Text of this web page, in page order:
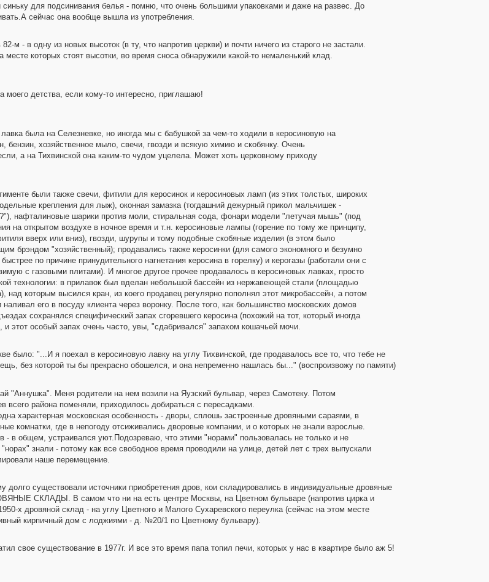
для подсинивания белья - помню, что очень большими упаковками и даже на развес. До
сейчас она вообще вышла из употребления.
- в одну из новых высоток (в ту, что напротив церкви) и почти ничего из старого не застали.
которых стоят высотки, во время сноса обнаружили какой-то немаленький клад.
детства, если кому-то интересно, приглашаю!
была на Селезневке, но иногда мы с бабушкой за чем-то ходили в керосиновую на
хозяйственное мыло, свечи, гвозди и всякую химию и скобянку. Очень
а на Тихвинской она каким-то чудом уцелела. Может хоть церковному приходу
были также свечи, фитили для керосинок и керосиновых ламп (из этих толстых, широких
крепления для лыж), оконная замазка (тогдашний дежурный прикол мальчишек -
нафталиновые шарики против моли, стиральная сода, фонари модели "летучая мышь" (под
на открытом воздухе в ночное время и т.н. керосиновые лампы (горение по тому же принципу,
вверх или вниз), гвозди, шурупы и тому подобные скобяные изделия (в этом было
брэндом "хозяйственный); продавались также керосинки (для самого экономного и безумно
по причине принудительного нагнетания керосина в горелку) и керогазы (работали они с
с газовыми плитами). И многое другое прочее продавалось в керосиновых лавках, просто
технологии: в прилавок был вделан небольшой бассейн из нержавеющей стали (площадью
которым высился кран, из коего продавец регулярно пополнял этот микробассейн, а потом
его в посуду клиента через воронку. После того, как большинство московских домов
сохранялся специфический запах сгоревшего керосина (похожий на тот, который иногда
этот особый запах очень часто, увы, "сдабривался" запахом кошачьей мочи.
было: "...И я поехал в керосиновую лавку на углу Тихвинской, где продавалось все то, что тебе не
без которой ты бы прекрасно обошелся, и она непременно нашлась бы..." (воспроизвожу по памяти)
"Аннушка". Меня родители на нем возили на Яузский бульвар, через Самотеку. Потом
всего района поменяли, приходилось добираться с пересадками.
характерная московская особенность - дворы, сплошь застроенные дровяными сараями, в
комнатки, где в непогоду отсиживались дворовые компании, и о которых не знали взрослые.
- в общем, устраивался уют.Подозреваю, что этими "норами" пользовалась не только и не
знали - потому как все свободное время проводили на улице, детей лет с трех выпускали
наше перемещение.
долго существовали источники приобретения дров, кои складировались в индивидуальные дровяные
СКЛАДЫ. В самом что ни на есть центре Москвы, на Цветном бульваре (напротив цирка и
х дровяной склад - на углу Цветного и Малого Сухаревского переулка (сейчас на этом месте
кирпичный дом с лоджиями - д. №20/1 по Цветному бульвару).
свое существование в 1977г. И все это время папа топил печи, которых у нас в квартире было аж 5!